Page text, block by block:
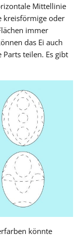
Mittellinie
kreisförmige oder
immer
das Ei auch
teilen. Es gibt
könnte